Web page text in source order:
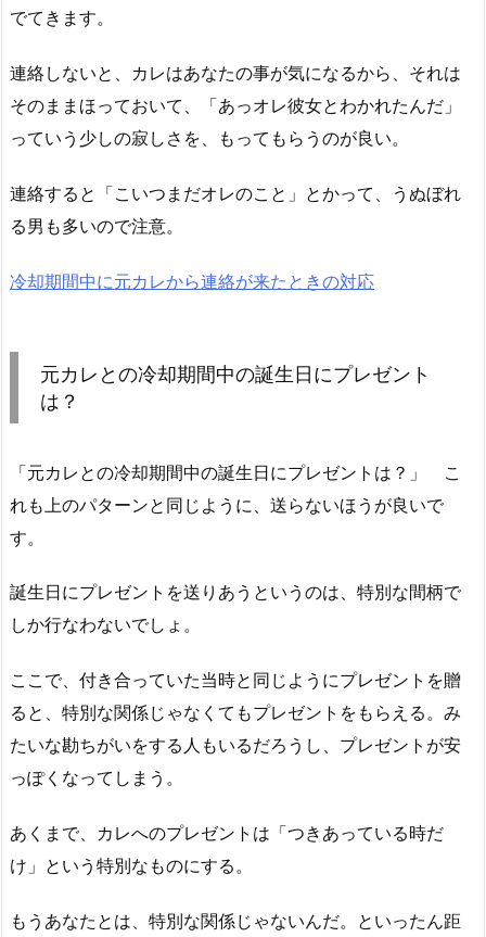
でてきます。
連絡しないと、カレはあなたの事が気になるから、それは
そのままほっておいて、「あっオレ彼女とわかれたんだ」
っていう少しの寂しさを、もってもらうのが良い。
連絡すると「こいつまだオレのこと」とかって、うぬぼれ
る男も多いので注意。
冷却期間中に元カレから連絡が来たときの対応
元カレとの冷却期間中の誕生日にプレゼント
は？
「元カレとの冷却期間中の誕生日にプレゼントは？」 こ
れも上のパターンと同じように、送らないほうが良いで
す。
誕生日にプレゼントを送りあうというのは、特別な間柄で
しか行なわないでしょ。
ここで、付き合っていた当時と同じようにプレゼントを贈
ると、特別な関係じゃなくてもプレゼントをもらえる。み
たいな勘ちがいをする人もいるだろうし、プレゼントが安
っぽくなってしまう。
あくまで、カレへのプレゼントは「つきあっている時だ
け」という特別なものにする。
もうあなたとは、特別な関係じゃないんだ。といったん距